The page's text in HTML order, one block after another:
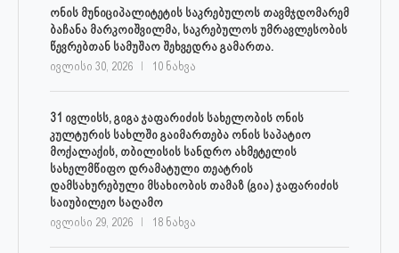
ონის მუნიციპალიტეტის საკრებულოს თავმჯდომარემ
ბაჩანა მარკოიშვილმა, საკრებულოს უმრავლესობის
წევრებთან სამუშაო შეხვედრა გამართა.
ივლისი 30, 2026 10 ნახვა
31 ივლისს, გიგა ჯაფარიძის სახელობის ონის
კულტურის სახლში გაიმართება ონის საპატიო
მოქალაქის, თბილისის სანდრო ახმეტელის
სახელმწიფო დრამატული თეატრის
დამსახურებული მსახიობის თამაზ (გია) ჯაფარიძის
საიუბილეო საღამო
ივლისი 29, 2026 18 ნახვა